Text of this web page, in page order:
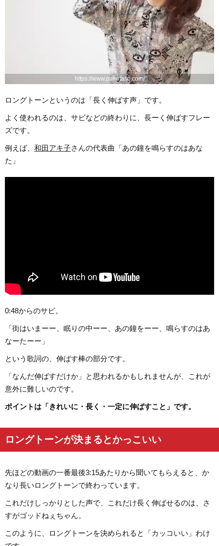
https://www.pakutaso.com/
ロングトーンというのは「長く伸ばす声」です。
よく使われるのは、サビなどの終わりに、長ーく伸ばすフレー
ズです。
例えば、 和田アキ子さんの代表曲「あの鐘を鳴らすのはあな
た」
0:48からのサビ。
「街はいまーー、眠りの中ーー、あの鐘をーー、鳴らすのはあ
なーたーー」
という歌詞の、伸ばす棒の部分です。
「なんだ伸ばすだけか」と思われるかもしれませんが、これが
意外に難しいのです。
ポイントは「きれいに・長く・一定に伸ばすこと」です。
ロングトーンが決まるとかっこいい
先ほどの動画の一番最後3:15あたりから聞いてもらえると、か
なり長いロングトーンで終わっています。
これだけしっかりとした声で、これだけ長く伸ばせるのは、さ
すがゴッドねぇちゃん。
このように、ロングトーンを決められると「カッコいい」わけ